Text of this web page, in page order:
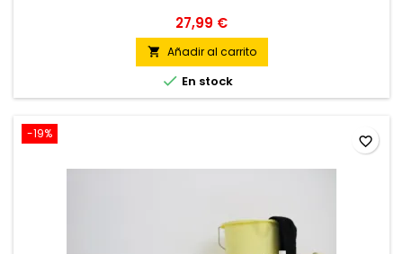
27,99 €
 Añadir al carrito
 En stock
-19% favorite_border